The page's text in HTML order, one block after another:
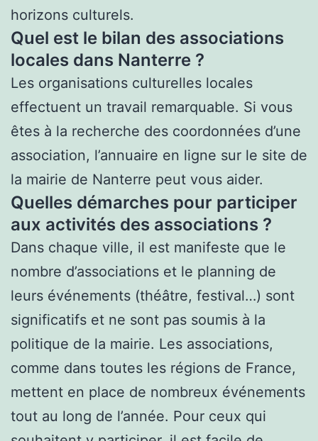
horizons culturels.
Quel est le bilan des associations
locales dans Nanterre ?
Les organisations culturelles locales
effectuent un travail remarquable. Si vous
êtes à la recherche des coordonnées d’une
association, l’annuaire en ligne sur le site de
la mairie de Nanterre peut vous aider.
Quelles démarches pour participer
aux activités des associations ?
Dans chaque ville, il est manifeste que le
nombre d’associations et le planning de
leurs événements (théâtre, festival…) sont
significatifs et ne sont pas soumis à la
politique de la mairie. Les associations,
comme dans toutes les régions de France,
mettent en place de nombreux événements
tout au long de l’année. Pour ceux qui